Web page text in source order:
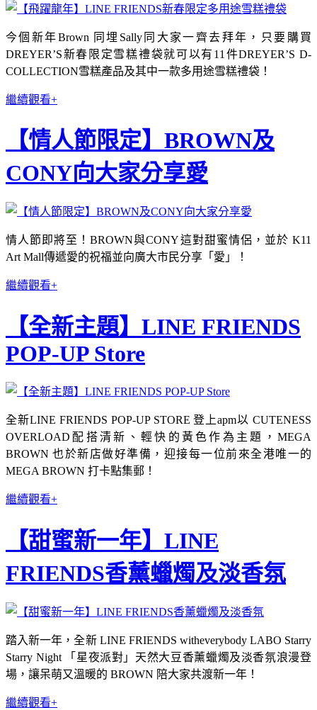
今個新年Brown 同埋Sally同大家一齊去拜年，只要購買
DREYER’S新春限定雪糕禮袋就可以有11件DREYER’S D-
COLLECTION雪糕產品及其中一款多用途雪糕禮袋！
繼續觀看+
【情人節限定】BROWN及
CONY向大家分享愛
情人節即將至！BROWN與CONY這對甜蜜情侶，並於 K11
Art Mall傳遞愛的祝福並向廣大市民分享「愛」！
繼續觀看+
【全新主題】LINE FRIENDS
POP-UP Store
全新LINE FRIENDS POP-UP STORE 登上apm以 CUTENESS
OVERLOAD配搭清新、輕快的黃色作為主題，MEGA
BROWN 也於新店做好準備，迎接每一位前來全港唯一的
MEGA BROWN 打卡點集郵！
繼續觀看+
【甜蜜新一年】LINE
FRIENDS香薰蠟燭及淡香氛
踏入新一年，全新 LINE FRIENDS witheverybody LABO Starry
Starry Night 「星夜派對」天然大豆香薰蠟燭及淡香氛浪漫登
場，讓呆萌又溫暖的 BROWN 陪大家共渡新一年！
繼續觀看+